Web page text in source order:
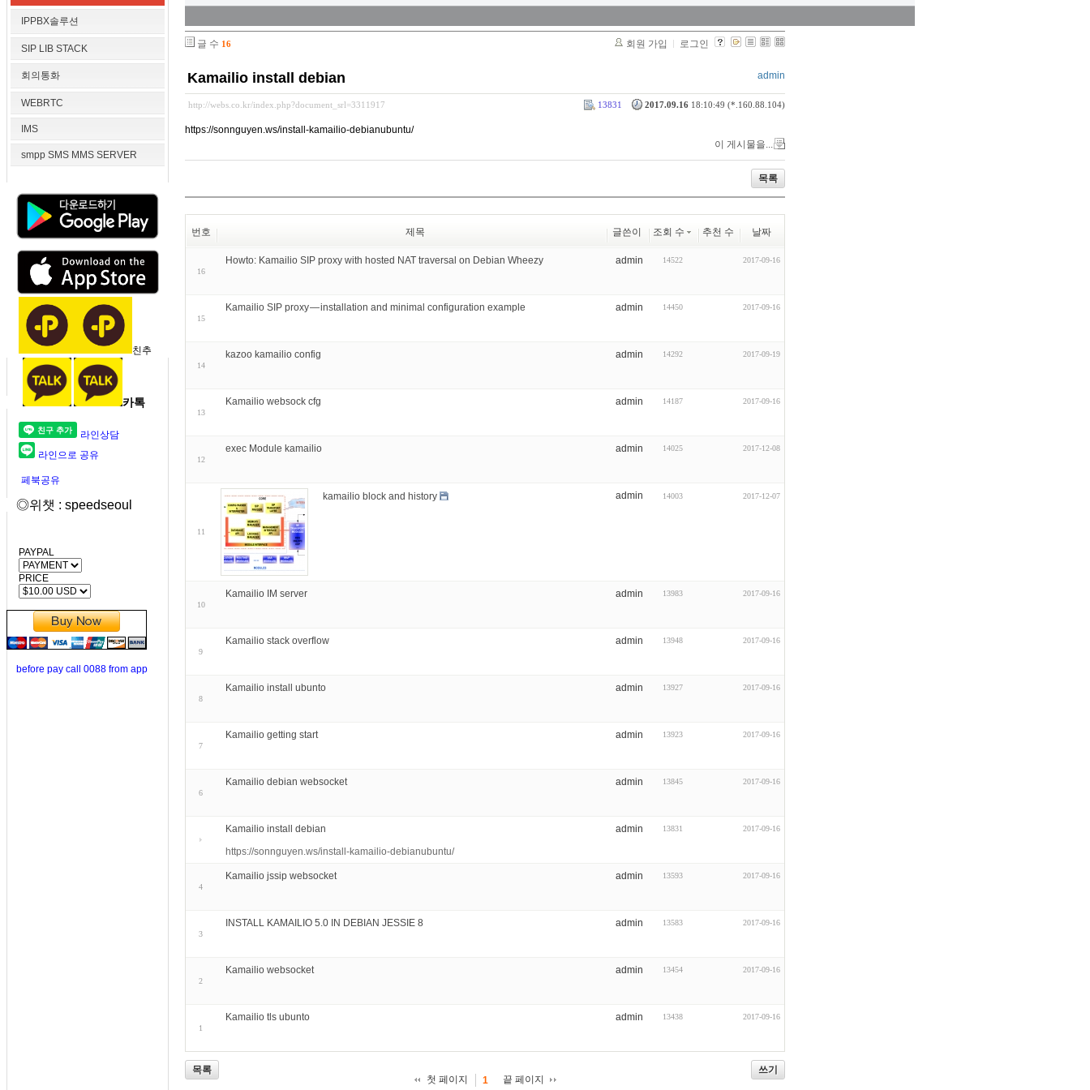
IPPBX솔루션
SIP LIB STACK
회의통화
WEBRTC
IMS
smpp SMS MMS SERVER
친추
카톡
라인상담
라인으로 공유
페북공유
◎위챗 : speedseoul
PAYPAL
PRICE
before pay call 0088 from app
글 수 16 회원 가입 로그인
Kamailio install debian admin
http://webs.co.kr/index.php?document_srl=3311917 2017.09.16 18:10:49 (*.160.88.104)
13831
https://sonnguyen.ws/install-kamailio-debianubuntu/
이 게시물을...
목록
번호 제목 글쓴이 조회 수 추천 수 날짜
16
Howto: Kamailio SIP proxy with hosted NAT traversal on Debian Wheezy admin 14522 2017-09-16
15
Kamailio SIP proxy — installation and minimal configuration example admin 14450 2017-09-16
14
kazoo kamailio config admin 14292 2017-09-19
13
Kamailio websock cfg admin 14187 2017-09-16
12
exec Module kamailio admin 14025 2017-12-08
11
kamailio block and history admin 14003 2017-12-07
10
Kamailio IM server admin 13983 2017-09-16
9
Kamailio stack overflow admin 13948 2017-09-16
8
Kamailio install ubunto admin 13927 2017-09-16
7
Kamailio getting start admin 13923 2017-09-16
6
Kamailio debian websocket admin 13845 2017-09-16
Kamailio install debian admin 13831 2017-09-16
https://sonnguyen.ws/install-kamailio-debianubuntu/
4
Kamailio jssip websocket admin 13593 2017-09-16
3
INSTALL KAMAILIO 5.0 IN DEBIAN JESSIE 8 admin 13583 2017-09-16
2
Kamailio websocket admin 13454 2017-09-16
1
Kamailio tls ubunto admin 13438 2017-09-16
목록
쓰기
첫 페이지
1 끝 페이지